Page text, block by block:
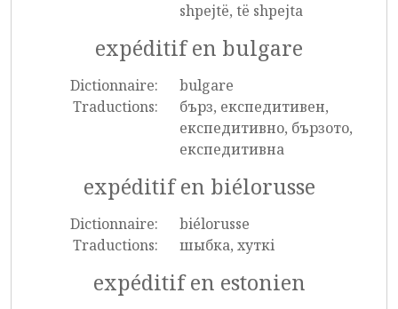
shpejtë, të shpejta
expéditif en bulgare
Dictionnaire:
bulgare
Traductions:
бърз, експедитивен,
експедитивно, бързото,
експедитивна
expéditif en biélorusse
Dictionnaire:
biélorusse
Traductions:
шыбка, хуткі
expéditif en estonien